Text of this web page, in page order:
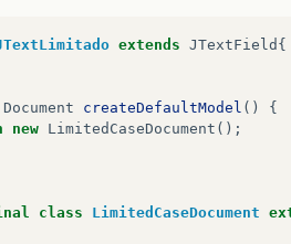
extends JTextField {
Document createDefaultModel ()
{
new LimitedCaseDocument ();
class LimitedCaseDocument